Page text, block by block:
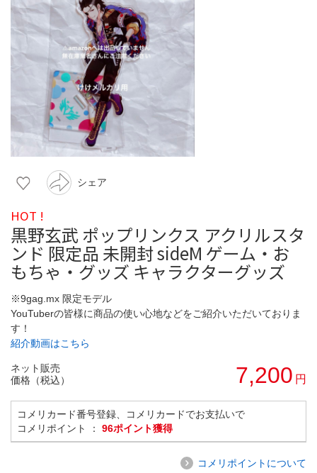
シェア
HOT !
黒野玄武 ポップリンクス アクリルスタ
ンド 限定品 未開封 sideM ゲーム・お
もちゃ・グッズ キャラクターグッズ
※9gag.mx 限定モデル
YouTuberの皆様に商品の使い心地などをご紹介いただいておりま
す！
紹介動画はこちら
ネット販売
価格（税込）
7,200 円
コメリカード番号登録、コメリカードでお支払いで
コメリポイント ： 96ポイント獲得
コメリポイントについて